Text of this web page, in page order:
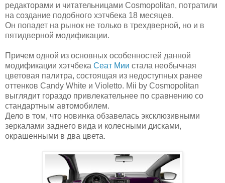
редакторами и читательницами Cosmopolitan, потратили
на создание подобного хэтчбека 18 месяцев.
Он попадет на рынок не только в трехдверной, но и в
пятидверной модификации.
Причем одной из основных особенностей данной
модификации хэтчбека Сеат Мии стала необычная
цветовая палитра, состоящая из недоступных ранее
оттенков Candy White и Violetto. Mii by Cosmopolitan
выглядит гораздо привлекательнее по сравнению со
стандартным автомобилем.
Дело в том, что новинка обзавелась эксклюзивными
зеркалами заднего вида и колесными дисками,
окрашенными в два цвета.